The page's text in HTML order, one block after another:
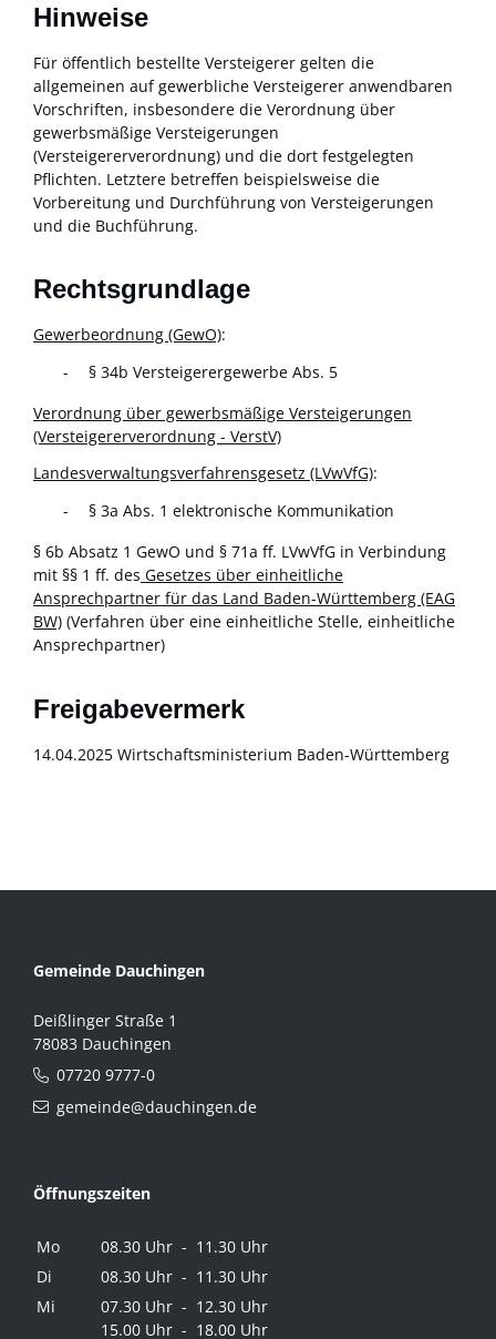
Hinweise
Für öffentlich bestellte Versteigerer gelten die
allgemeinen auf gewerbliche Versteigerer anwendbaren
Vorschriften, insbesondere die Verordnung über
gewerbsmäßige Versteigerungen
(Versteigererverordnung) und die dort festgelegten
Pflichten. Letztere betreffen beispielsweise die
Vorbereitung und Durchführung von Versteigerungen
und die Buchführung.
Rechtsgrundlage
Gewerbeordnung (GewO):
§ 34b Versteigerergewerbe Abs. 5
Verordnung über gewerbsmäßige Versteigerungen
(Versteigererverordnung - VerstV)
Landesverwaltungsverfahrensgesetz (LVwVfG):
§ 3a Abs. 1 elektronische Kommunikation
§ 6b Absatz 1 GewO und § 71a ff. LVwVfG in Verbindung
mit §§ 1 ff. des Gesetzes über einheitliche
Ansprechpartner für das Land Baden-Württemberg (EAG
BW) (Verfahren über eine einheitliche Stelle, einheitliche
Ansprechpartner)
Freigabevermerk
14.04.2025 Wirtschaftsministerium Baden-Württemberg
Gemeinde Dauchingen
Deißlinger Straße 1
78083 Dauchingen
07720 9777-0
gemeinde@dauchingen.de
Öffnungszeiten
Mo
08.30 Uhr - 11.30 Uhr
Di
08.30 Uhr - 11.30 Uhr
Mi
07.30 Uhr - 12.30 Uhr
15.00 Uhr - 18.00 Uhr